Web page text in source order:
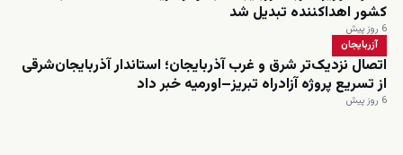
کشور اهداکننده تبدیل شد
6 روز پیش
آزربایجان
اتصال نزدیک‌تر شرق و غرب آذربایجان؛ استاندار آذربایجان‌شرقی
از تسریع پروژه آزادراه تبریز–اورمیه خبر داد
6 روز پیش